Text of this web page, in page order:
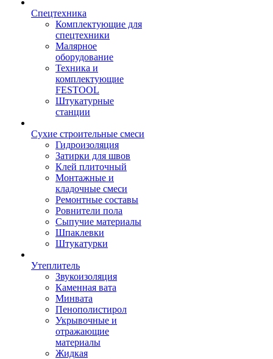
Спецтехника
Комплектующие для
спецтехники
Малярное
оборудование
Техника и
комплектующие
FESTOOL
Штукатурные
станции
Сухие строительные смеси
Гидроизоляция
Затирки для швов
Клей плиточный
Монтажные и
кладочные смеси
Ремонтные составы
Ровнители пола
Сыпучие материалы
Шпаклевки
Штукатурки
Утеплитель
Звукоизоляция
Каменная вата
Минвата
Пенополистирол
Укрывочные и
отражающие
материалы
Жидкая